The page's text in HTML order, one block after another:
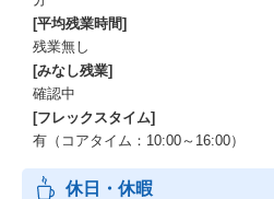
[平均残業時間]
残業無し
[みなし残業]
確認中
[フレックスタイム]
有（コアタイム：10:00～16:00）
休日・休暇